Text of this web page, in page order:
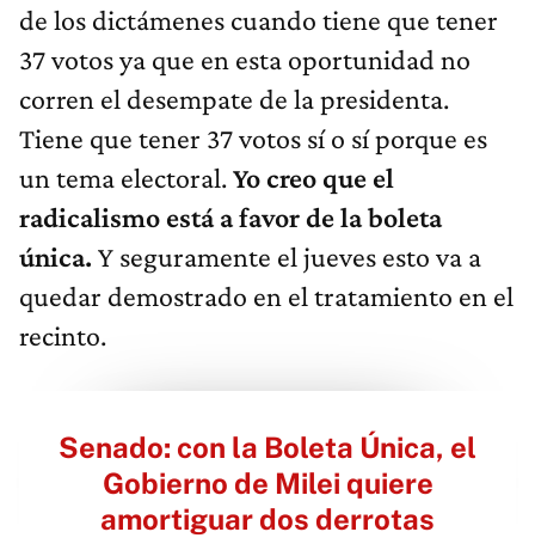
de los dictámenes cuando tiene que tener
37 votos ya que en esta oportunidad no
corren el desempate de la presidenta.
Tiene que tener 37 votos sí o sí porque es
un tema electoral.Yo creo que el
radicalismo está a favor de la boleta
única. Y seguramente el jueves esto va a
quedar demostrado en el tratamiento en el
recinto.
Senado: con la Boleta Única, el
Gobierno de Milei quiere
amortiguar dos derrotas